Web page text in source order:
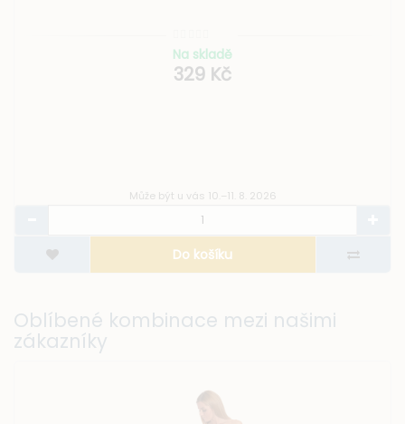
Na skladě
329 Kč
Může být u vás 10.–11. 8. 2026
Do košíku
Oblíbené kombinace mezi našimi
zákazníky